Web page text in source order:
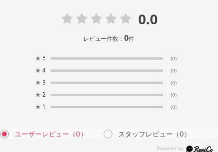
0.0
レビュー件数：0件
★ 5 (0)
★ 4 (0)
★ 3 (0)
★ 2 (0)
★ 1 (0)
ユーザーレビュー （0） スタッフレビュー （0）